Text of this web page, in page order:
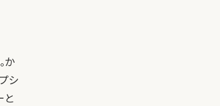
か
シ
と